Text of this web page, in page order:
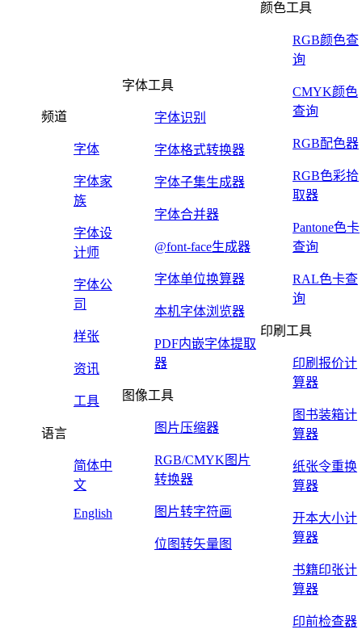
频道
字体
字体家
族
字体设
计师
字体公
司
样张
资讯
工具
语言
简体中
文
English
字体工具
字体识别
字体格式转换器
字体子集生成器
字体合并器
@font-face生成器
字体单位换算器
本机字体浏览器
PDF内嵌字体提取
器
图像工具
图片压缩器
RGB/CMYK图片
转换器
图片转字符画
位图转矢量图
颜色工具
RGB颜色查
询
CMYK颜色
查询
RGB配色器
RGB色彩拾
取器
Pantone色卡
查询
RAL色卡查
询
印刷工具
印刷报价计
算器
图书装箱计
算器
纸张令重换
算器
开本大小计
算器
书籍印张计
算器
印前检查器